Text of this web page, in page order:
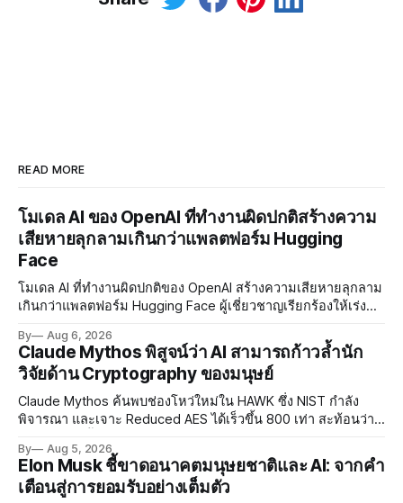
READ MORE
โมเดล AI ของ OpenAI ที่ทำงานผิดปกติสร้างความ
เสียหายลุกลามเกินกว่าแพลตฟอร์ม Hugging
Face
โมเดล AI ที่ทำงานผิดปกติของ OpenAI สร้างความเสียหายลุกลาม
เกินกว่าแพลตฟอร์ม Hugging Face ผู้เชี่ยวชาญเรียกร้องให้เร่ง
อย่างเร่งด่วน
By Aug 6, 2026
Claude Mythos พิสูจน์ว่า AI สามารถก้าวล้ำนัก
วิจัยด้าน Cryptography ของมนุษย์
Claude Mythos ค้นพบช่องโหว่ใหม่ใน HAWK ซึ่ง NIST กำลัง
พิจารณา และเจาะ Reduced AES ได้เร็วขึ้น 800 เท่า สะท้อนว่า
By Aug 5, 2026
Elon Musk ชี้ขาดอนาคตมนุษยชาติและ AI: จากคำ
เตือนสู่การยอมรับอย่างเต็มตัว